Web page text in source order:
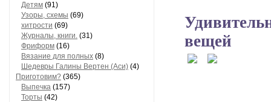
Детям (91)
Узоры, схемы (69)
хитрости (69)
Журналы, книги. (31)
Фриформ (16)
Вязание для полных (8)
Шедевры Галины Вертен (Аси) (4)
Приготовим? (365)
Выпечка (157)
Торты (42)
вещей